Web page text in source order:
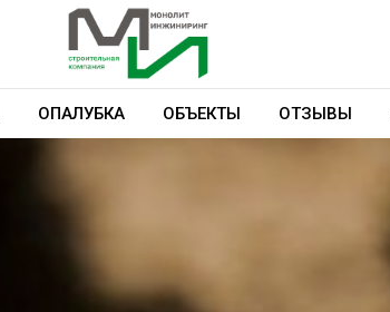
ОПАЛУБКА ОБЪЕКТЫ ОТЗЫВЫ